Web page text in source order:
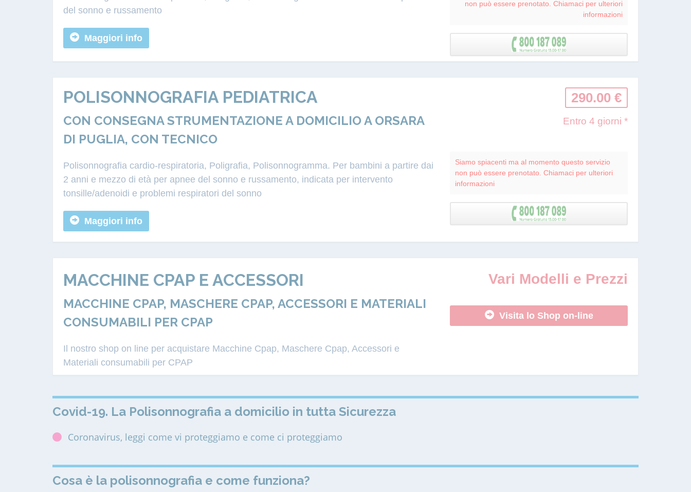
del sonno e russamento
Maggiori info
non può essere prenotato. Chiamaci per ulteriori
informazioni
POLISONNOGRAFIA PEDIATRICA
CON CONSEGNA STRUMENTAZIONE A DOMICILIO A ORSARA
DI PUGLIA, CON TECNICO
Polisonnografia cardio-respiratoria, Poligrafia, Polisonnogramma. Per bambini a partire dai
2 anni e mezzo di età per apnee del sonno e russamento, indicata per intervento
tonsille/adenoidi e problemi respiratori del sonno
Maggiori info
290.00 €
Entro 4 giorni *
Siamo spiacenti ma al momento questo servizio
non può essere prenotato. Chiamaci per ulteriori
informazioni
MACCHINE CPAP E ACCESSORI
MACCHINE CPAP, MASCHERE CPAP, ACCESSORI E MATERIALI
CONSUMABILI PER CPAP
Il nostro shop on line per acquistare Macchine Cpap, Maschere Cpap, Accessori e
Materiali consumabili per CPAP
Vari Modelli e Prezzi
Visita lo Shop on-line
Covid-19. La Polisonnografia a domicilio in tutta Sicurezza
Coronavirus, leggi come vi proteggiamo e come ci proteggiamo
Cosa è la polisonnografia e come funziona?